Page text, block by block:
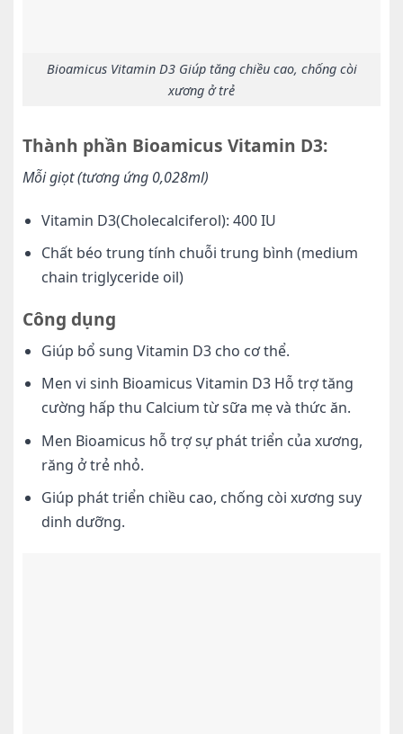
Bioamicus Vitamin D3 Giúp tăng chiều cao, chống còi
xương ở trẻ
Thành phần Bioamicus Vitamin D3:
Mỗi giọt (tương ứng 0,028ml)
Vitamin D3(Cholecalciferol): 400 IU
Chất béo trung tính chuỗi trung bình (medium
chain triglyceride oil)
Công dụng
Giúp bổ sung Vitamin D3 cho cơ thể.
Men vi sinh Bioamicus Vitamin D3 Hỗ trợ tăng
cường hấp thu Calcium từ sữa mẹ và thức ăn.
Men Bioamicus hỗ trợ sự phát triển của xương,
răng ở trẻ nhỏ.
Giúp phát triển chiều cao, chống còi xương suy
dinh dưỡng.